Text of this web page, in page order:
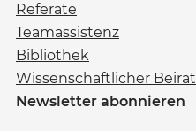
Referate
Teamassistenz
Bibliothek
Wissenschaftlicher Beirat
Newsletter abonnieren